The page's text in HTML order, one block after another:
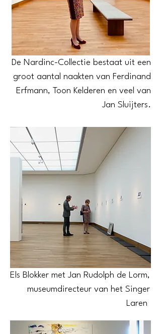
De Nardinc-Collectie bestaat uit een
groot aantal naakten van Ferdinand
Erfmann, Toon Kelderen en veel van
Jan Sluijters.
Els Blokker met Jan Rudolph de Lorm,
museumdirecteur van het Singer
Laren